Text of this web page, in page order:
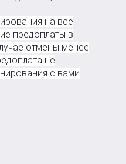
на все
предоплаты в
отмены менее
не
с вами